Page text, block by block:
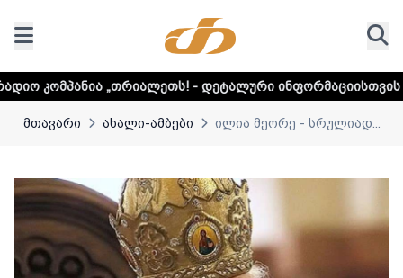
- დეტალური ინფორმაციისთვის დააკლიკეთ
მთავარი ახალი-ამბები ილია მეორე - სრულიად...